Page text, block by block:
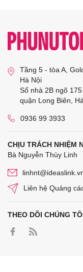
Tầng 5 - tòa A,
Hà Nội
Số nhà 2B ngõ
quận Long Biên,
0936 99 3933
CHỊU TRÁCH NHIỆM
Bà Nguyễn Thùy Linh
Liên hệ Quảng
THEO DÕI CHÚNG